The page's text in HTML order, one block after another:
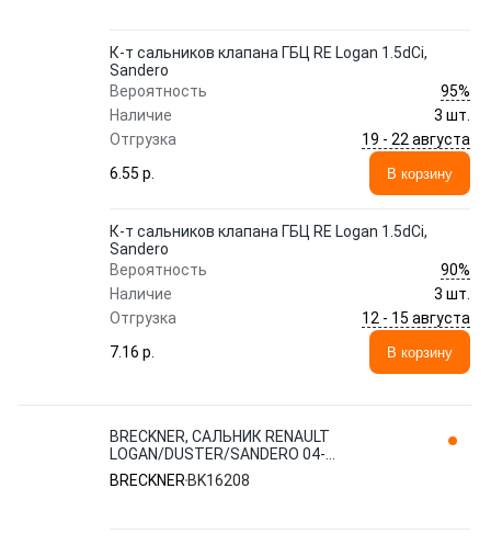
К-т сальников клапана ГБЦ RE Logan 1.5dCi,
Sandero
Вероятность
95%
Наличие
3 шт.
Отгрузка
19 - 22 августа
6.55 p.
В корзину
К-т сальников клапана ГБЦ RE Logan 1.5dCi,
Sandero
Вероятность
90%
Наличие
3 шт.
Отгрузка
12 - 15 августа
7.16 p.
В корзину
BRECKNER, САЛЬНИК RENAULT
LOGAN/DUSTER/SANDERO 04-
КОЛЕНВАЛА ЗАДНИЙ (80X100X8)
BK16208
BRECKNER BK16208